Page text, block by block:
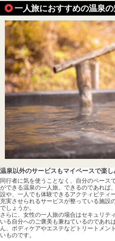
一人旅におすすめの温泉の
温泉以外のサービスもマイペースで楽し
同行者に気を使うことなく、自分のペース
ができる温泉の一人旅。できるのであれば
設や、一人でも体験できるアクティビティ
充実させられるサービスが整っている施設
でしょうか。
さらに、女性の一人旅の場合はセキュリテ
いる自分へのご褒美も兼ねているのであれ
ん、ボディケアやエステなどトリートメン
いものです。